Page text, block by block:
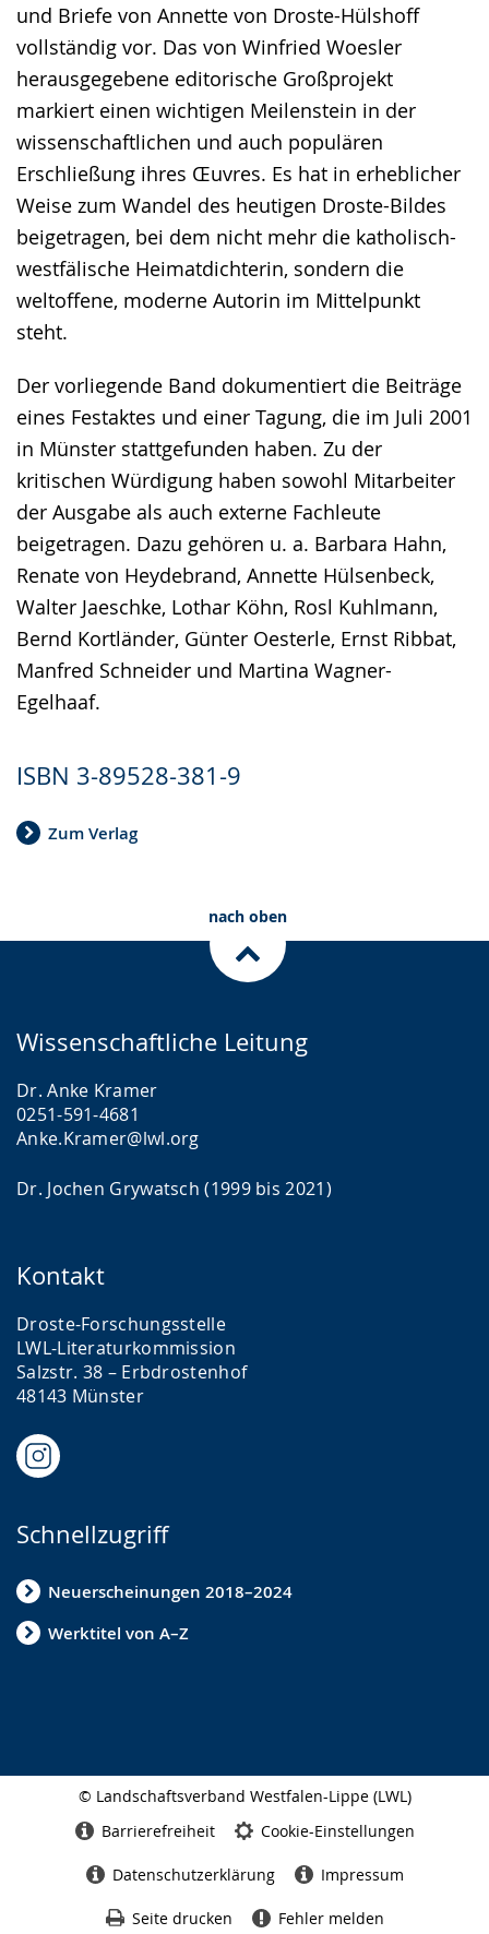
und Briefe von Annette von Droste-Hülshoff
vollständig vor. Das von Winfried Woesler
herausgegebene editorische Großprojekt
markiert einen wichtigen Meilenstein in der
wissenschaftlichen und auch populären
Erschließung ihres Œuvres. Es hat in erheblicher
Weise zum Wandel des heutigen Droste-Bildes
beigetragen, bei dem nicht mehr die katholisch-
westfälische Heimatdichterin, sondern die
weltoffene, moderne Autorin im Mittelpunkt
steht.
Der vorliegende Band dokumentiert die Beiträge
eines Festaktes und einer Tagung, die im Juli 2001
in Münster stattgefunden haben. Zu der
kritischen Würdigung haben sowohl Mitarbeiter
der Ausgabe als auch externe Fachleute
beigetragen. Dazu gehören u. a. Barbara Hahn,
Renate von Heydebrand, Annette Hülsenbeck,
Walter Jaeschke, Lothar Köhn, Rosl Kuhlmann,
Bernd Kortländer, Günter Oesterle, Ernst Ribbat,
Manfred Schneider und Martina Wagner-
Egelhaaf.
ISBN 3-89528-381-9
Zum Verlag
nach oben
Wissenschaftliche Leitung
Dr. Anke Kramer
0251-591-4681
Anke.Kramer@lwl.org
Dr. Jochen Grywatsch (1999 bis 2021)
Kontakt
Droste-Forschungsstelle
LWL-Literaturkommission
Salzstr. 38 – Erbdrostenhof
48143 Münster
Schnellzugriff
Neuerscheinungen 2018–2024
Werktitel von A–Z
© Landschaftsverband Westfalen-Lippe (LWL)
Barrierefreiheit Cookie-Einstellungen
Datenschutzerklärung Impressum
Seite drucken Fehler melden